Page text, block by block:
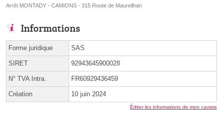
Arrêt MONTADY - CAMIONS - 315 Route de Maureilhan
Informations
Forme juridique SAS
SIRET 92943645900028
N° TVA Intra. FR60929436459
Création 10 juin 2024
Éditer les informations de mon caviste